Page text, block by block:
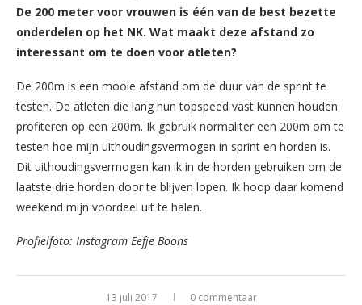
De 200 meter voor vrouwen is één van de best bezette
onderdelen op het NK. Wat maakt deze afstand zo
interessant om te doen voor atleten?
De 200m is een mooie afstand om de duur van de sprint te
testen. De atleten die lang hun topspeed vast kunnen houden
profiteren op een 200m. Ik gebruik normaliter een 200m om te
testen hoe mijn uithoudingsvermogen in sprint en horden is.
Dit uithoudingsvermogen kan ik in de horden gebruiken om de
laatste drie horden door te blijven lopen. Ik hoop daar komend
weekend mijn voordeel uit te halen.
Profielfoto: Instagram Eefje Boons
13 juli 2017 0 commentaar